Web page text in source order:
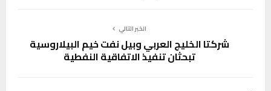
الخبر التالي
شركتا الخليج العربي وبيل نفت خيم البيلاروسية
تبحثان تنفيذ الاتفاقية النفطية